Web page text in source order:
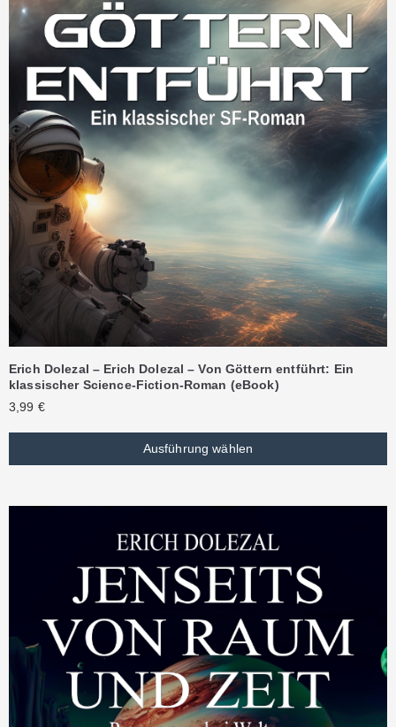
Erich Dolezal – Erich Dolezal – Von Göttern entführt: Ein
klassischer Science-Fiction-Roman (eBook)
3,99 €
Ausführung wählen